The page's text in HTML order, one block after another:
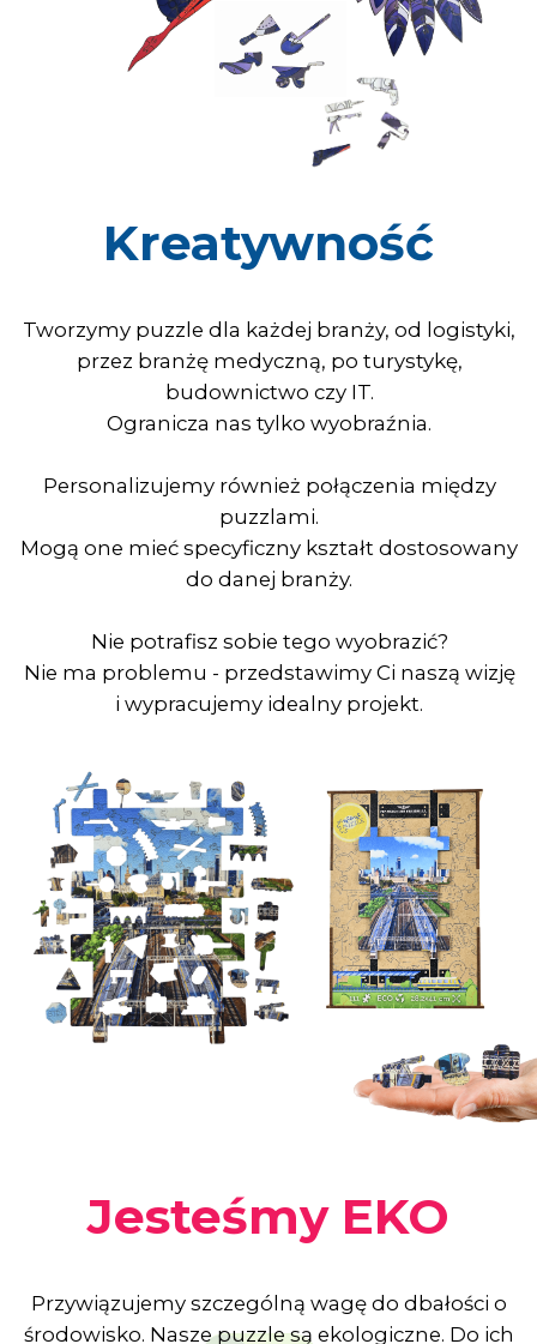
Przywiązujemy szczególną wagę do dbałości o
środowisko. Nasze puzzle są ekologiczne. Do ich
produkcji wykorzystujemy drewno pochodzące z
recyclingu – odpad po produkcji mebli.
Puzzle zapakowane są w ekologiczne
bawełniane woreczki uszyte przez
Jesteśmy EKO
Dla kogo są te
Puzzle skierowane są do osób dorosłych.
Dla klientów firm, pracowników, laureatów
konkursów.
Puzzle mogą służyć do dalszej odsprzedaży w
punktach z pamiątkami, czy w sklepach kibica.
Projektujemy również puzzle dla młodszych
odbiorców,
w zależności od Państwa potrzeb.